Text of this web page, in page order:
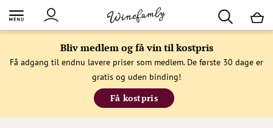
Bliv medlem og få vin til kostpris
Få adgang til endnu lavere priser som medlem. De første 30 dage er
gratis og uden binding!
Få kostpris